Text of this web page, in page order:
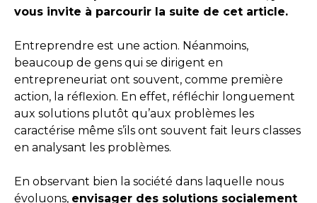
vous invite à parcourir la suite de cet article.
Entreprendre est une action. Néanmoins,
beaucoup de gens qui se dirigent en
entrepreneuriat ont souvent, comme première
action, la réflexion. En effet, réfléchir longuement
aux solutions plutôt qu’aux problèmes les
caractérise même s’ils ont souvent fait leurs classes
en analysant les problèmes.
En observant bien la société dans laquelle nous
évoluons, envisager des solutions socialement